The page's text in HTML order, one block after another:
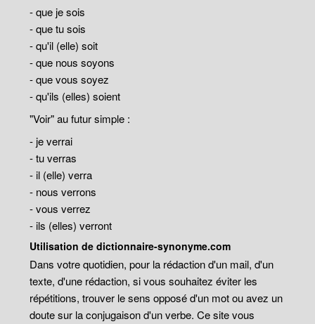
- que je sois
- que tu sois
- qu'il (elle) soit
- que nous soyons
- que vous soyez
- qu'ils (elles) soient
"Voir" au futur simple :
- je verrai
- tu verras
- il (elle) verra
- nous verrons
- vous verrez
- ils (elles) verront
Utilisation de dictionnaire-synonyme.com
Dans votre quotidien, pour la rédaction d'un mail, d'un
texte, d'une rédaction, si vous souhaitez éviter les
répétitions, trouver le sens opposé d'un mot ou avez un
doute sur la conjugaison d'un verbe. Ce site vous